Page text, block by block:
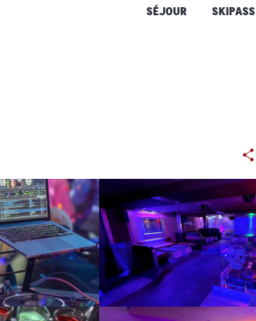
SÉJOUR SKIPASS